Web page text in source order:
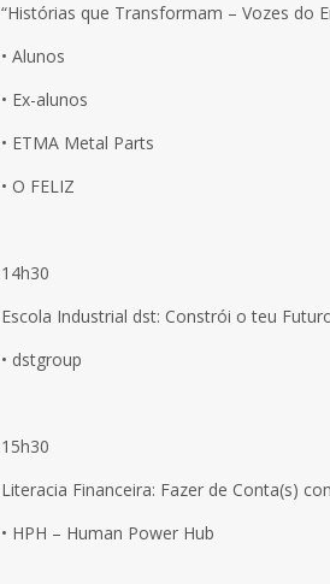
“Histórias que Transformam – Vozes do
• Alunos
• Ex-alunos
• ETMA Metal Parts
• O FELIZ
14h30
Escola Industrial dst: Constrói o teu
• dstgroup
15h30
Literacia Financeira: Fazer de Conta(s)
• HPH – Human Power Hub